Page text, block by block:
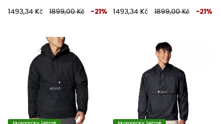
1493,34 Kč 1899,00 Kč -21 % 1493,34 Kč 1899,00 Kč -21 %